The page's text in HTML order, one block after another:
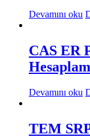
Devamını oku
CAS ER
Devamını oku
TEM